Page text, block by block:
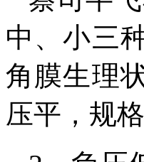
中、小三
角膜生理
压平，规